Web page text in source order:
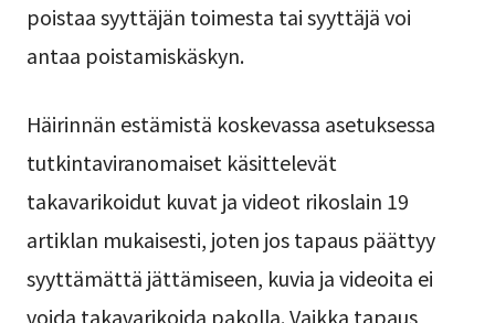
poistaa syyttäjän toimesta tai syyttäjä voi
antaa poistamiskäskyn.
Häirinnän estämistä koskevassa asetuksessa
tutkintaviranomaiset käsittelevät
takavarikoidut kuvat ja videot rikoslain 19
artiklan mukaisesti, joten jos tapaus päättyy
syyttämättä jättämiseen, kuvia ja videoita ei
voida takavarikoida pakolla. Vaikka tapaus